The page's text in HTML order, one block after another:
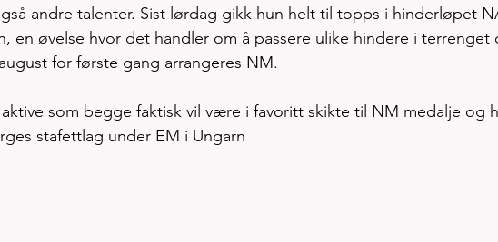
andre talenter. Sist lørdag gikk hun helt til topps i hinderløpet
en øvelse hvor det handler om å passere ulike hindere i terrenget
for første gang arrangeres NM.
som begge faktisk vil være i favoritt skikte til NM medalje og
stafettlag under EM i Ungarn